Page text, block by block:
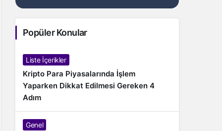
Popüler Konular
Liste İçerikler
Kripto Para Piyasalarında İşlem
Yaparken Dikkat Edilmesi Gereken 4
Adım
Genel